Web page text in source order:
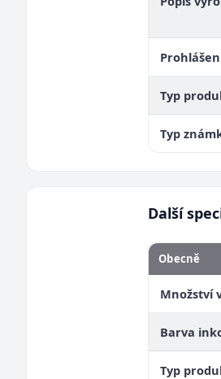
Typ
Typ
Další
Obecně
Množství
Barva
Typ